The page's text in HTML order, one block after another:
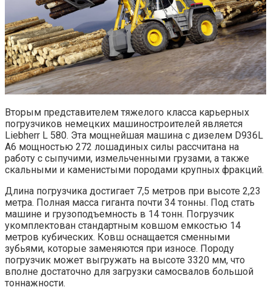
Вторым представителем тяжелого класса карьерных
погрузчиков немецких машиностроителей является
Liebherr L 580. Эта мощнейшая машина с дизелем D936L
A6 мощностью 272 лошадиных силы рассчитана на
работу с сыпучими, измельченными грузами, а также
скальными и каменистыми породами крупных фракций.
Длина погрузчика достигает 7,5 метров при высоте 2,23
метра. Полная масса гиганта почти 34 тонны. Под стать
машине и грузоподъемность в 14 тонн. Погрузчик
укомплектован стандартным ковшом емкостью 14
метров кубических. Ковш оснащается сменными
зубьями, которые заменяются при износе. Породу
погрузчик может выгружать на высоте 3320 мм, что
вполне достаточно для загрузки самосвалов большой
тоннажности.